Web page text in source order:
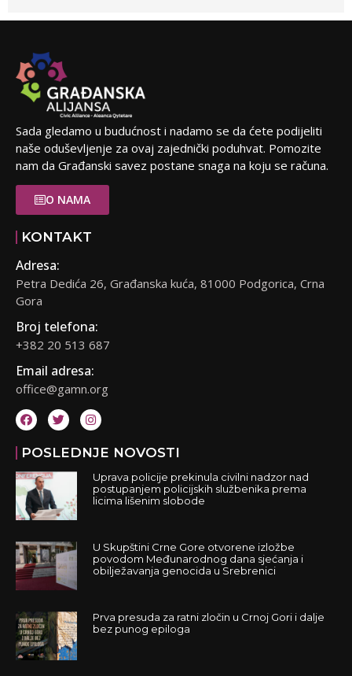
Sada gledamo u budućnost i nadamo se da ćete podijeliti
naše oduševljenje za ovaj zajednički poduhvat. Pomozite
nam da Građanski savez postane snaga na koju se računa.
O NAMA
KONTAKT
Adresa:
Petra Dedića 26, Građanska kuća, 81000 Podgorica, Crna
Gora
Broj telefona:
+382 20 513 687
Email adresa:
office@gamn.org
POSLEDNJE NOVOSTI
Uprava policije prekinula civilni nadzor nad
postupanjem policijskih službenika prema
licima lišenim slobode
U Skupštini Crne Gore otvorene izložbe
povodom Međunarodnog dana sjećanja i
obilježavanja genocida u Srebrenici
Prva presuda za ratni zločin u Crnoj Gori i dalje
bez punog epiloga